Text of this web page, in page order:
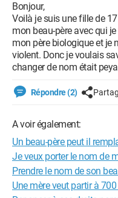
Bonjour,
Voilà je suis une fille de
mon beau-père avec qui
mon père biologique et je
violent. Donc je voulais
changer de nom était
Répondre (2)
A voir également:
Un beau-père peut il
Je veux porter le nom de
Prendre le nom de son
Une mère veut partir à